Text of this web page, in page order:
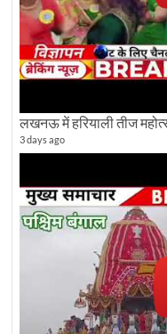
लखनऊ में हरियाली तीज
3 days ago